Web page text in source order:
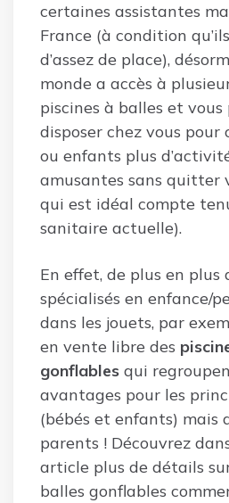
certaines assistantes
France (à condition
d’assez de place),
monde a accès à
piscines à balles et vous
disposer chez vous pour
ou enfants plus
amusantes sans quitter
qui est idéal compte
sanitaire actuelle).
En effet, de plus en plus
spécialisés en enfance/
dans les jouets, par
en vente libre des
gonflables qui
avantages pour les
(bébés et enfants) mais
parents ! Découvrez
article plus de détails
balles gonflables